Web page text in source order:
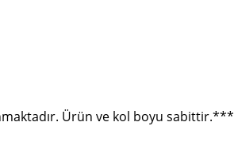
Ürün ve kol boyu sabittir.***